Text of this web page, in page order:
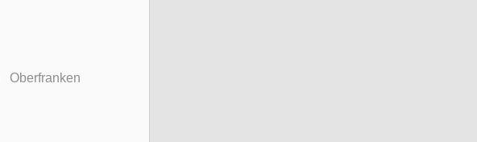
Oberfranken